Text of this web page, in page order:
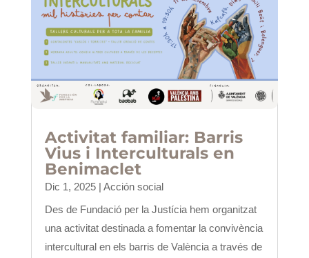
Activitat familiar: Barris
Vius i Interculturals en
Benimaclet
Dic 1, 2025| Acción social
Des de Fundació per la Justícia hem organitzat
una activitat destinada a fomentar la convivència
intercultural en els barris de València a través de